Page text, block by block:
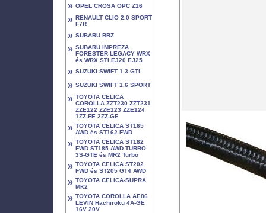
» OPEL CROSA OPC Z16
» RENAULT CLIO 2.0 SPORT
F7R
» SUBARU BRZ
» SUBARU IMPREZA
FORESTER LEGACY WRX
és WRX STi EJ20 EJ25
» SUZUKI SWIFT 1.3 GTi
» SUZUKI SWIFT 1.6 SPORT
» TOYOTA CELICA
COROLLA ZZT230 ZZT231
ZZE122 ZZE123 ZZE124
1ZZ-FE 2ZZ-GE
» TOYOTA CELICA ST165
AWD és ST162 FWD
» TOYOTA CELICA ST182
FWD ST185 AWD TURBO
3S-GTE és MR2 Turbo
» TOYOTA CELICA ST202
FWD és ST205 GT4 AWD
» TOYOTA CELICA-SUPRA
MK2
» TOYOTA COROLLA AE86
LEVIN Hachiroku 4A-GE
16V 20V